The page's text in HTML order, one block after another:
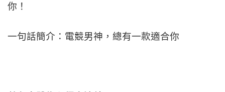
你！
一句話簡介：電競男神，總有一款適合你